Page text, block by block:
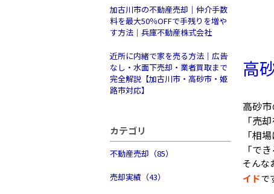
加古川市の不動産売却｜仲介手数
料を最大50％OFFで手残りを増や
す方法｜兵庫不動産株式会社
近所に内緒で家を売る方法｜広告
なし・水面下売却・業者買取まで
完全解説【加古川市・高砂市・姫
路市対応】
カテゴリ
不動産売却（85）
売却実績（43）
高
高砂
「売
「相
「で
そんな
イドで